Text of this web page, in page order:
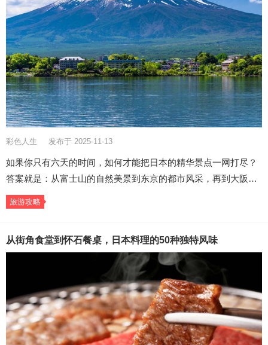
彩色人生 发布于 2025-11-13
如果你只有六天的时间，如何才能把日本的精华景点一网打尽？
答案就是：从富士山的自然美景到东京的都市风采，再到大阪…
旅游攻略
从街角食堂到怀石餐桌，日本料理的50种独特风味